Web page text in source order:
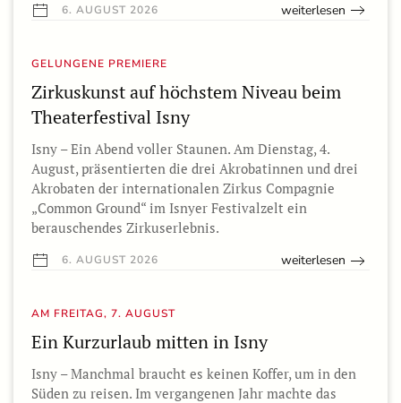
6. AUGUST 2026 weiterlesen
GELUNGENE PREMIERE
Zirkuskunst auf höchstem Niveau beim
Theaterfestival Isny
Isny – Ein Abend voller Staunen. Am Dienstag, 4.
August, präsentierten die drei Akrobatinnen und drei
Akrobaten der internationalen Zirkus Compagnie
„Common Ground“ im Isnyer Festivalzelt ein
berauschendes Zirkuserlebnis.
6. AUGUST 2026 weiterlesen
AM FREITAG, 7. AUGUST
Ein Kurzurlaub mitten in Isny
Isny – Manchmal braucht es keinen Koffer, um in den
Süden zu reisen. Im vergangenen Jahr machte das